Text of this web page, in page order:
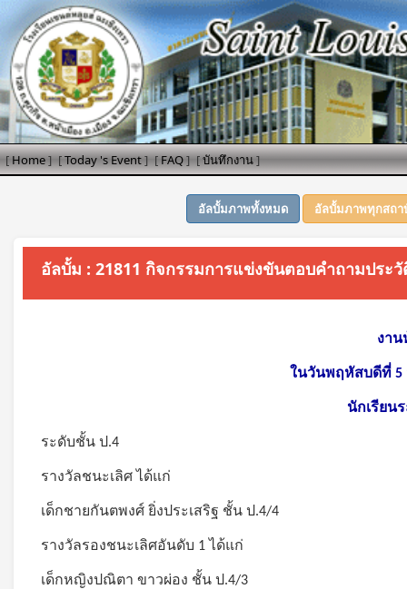
[Home] [Today 's Event] [FAQ] [บันทึกงาน]
อัลบั้มภาพทั้งหมด อัลบั้มภาพทุกสถา
อัลบั้ม : 21811 กิจกรรมการแข่งขันตอบคำถามประ
งาน
ในวันพฤหัสบดีที่ 5
นักเรียน
ระดับชั้น ป.4
รางวัลชนะเลิศ ได้แก่
เด็กชายกันตพงศ์ ยิ่งประเสริฐ ชั้น ป.4/4
รางวัลรองชนะเลิศอันดับ 1 ได้แก่
เด็กหญิงปณิตา ขาวผ่อง ชั้น ป.4/3